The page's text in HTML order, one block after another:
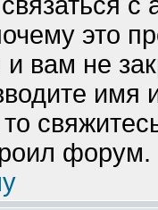
это
и вам не
форум.